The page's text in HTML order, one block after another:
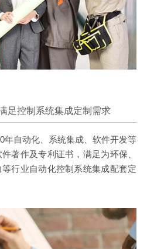
足控制系统集成定制需求
年自动化、系统集成、软件开发等
著作及专利证书，满足为环保、
行业自动化控制系统集成配套定